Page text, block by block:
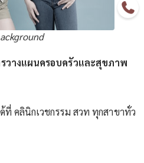
วางแผนครอบครัวและสุขภาพ
คลินิกเวชกรรม สวท ทุกสาขาทั่ว